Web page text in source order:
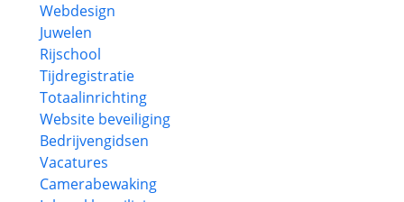
Webdesign
Juwelen
Rijschool
Tijdregistratie
Totaalinrichting
Website beveiliging
Bedrijvengidsen
Vacatures
Camerabewaking